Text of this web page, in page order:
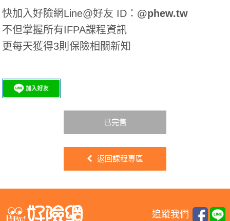
快加入好險網Line@好友 ID： @phew.tw
不但掌握所有IFPA課程資訊
更每天獲得3則保險相關新知
已完售
返回課程專區
追蹤我們